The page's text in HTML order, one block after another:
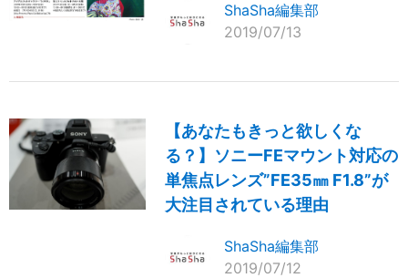
ShaSha編集部
2019/07/13
【あなたもきっと欲しくな
る？】ソニーFEマウント対応の
単焦点レンズ”FE35㎜ F1.8”が
大注目されている理由
ShaSha編集部
2019/07/12